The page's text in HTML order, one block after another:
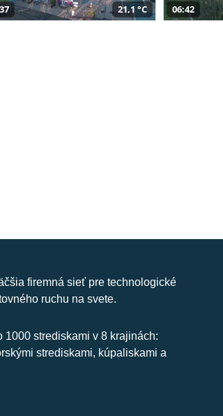
21,1 °C 06:42
firemná sieť pre technologické
ruchu na svete.
1000 strediskami v 8 krajinách:
strediskami, kúpaliskami a